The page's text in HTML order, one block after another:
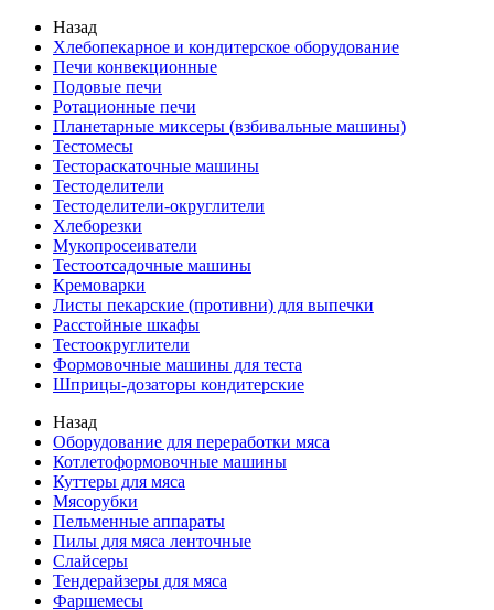
Назад
Хлебопекарное и кондитерское оборудование
Печи конвекционные
Подовые печи
Ротационные печи
Планетарные миксеры (взбивальные машины)
Тестомесы
Тестораскаточные машины
Тестоделители
Тестоделители-округлители
Хлеборезки
Мукопросеиватели
Тестоотсадочные машины
Кремоварки
Листы пекарские (противни) для выпечки
Расстойные шкафы
Тестоокруглители
Формовочные машины для теста
Шприцы-дозаторы кондитерские
Назад
Оборудование для переработки мяса
Котлетоформовочные машины
Куттеры для мяса
Мясорубки
Пельменные аппараты
Пилы для мяса ленточные
Слайсеры
Тендерайзеры для мяса
Фаршемесы